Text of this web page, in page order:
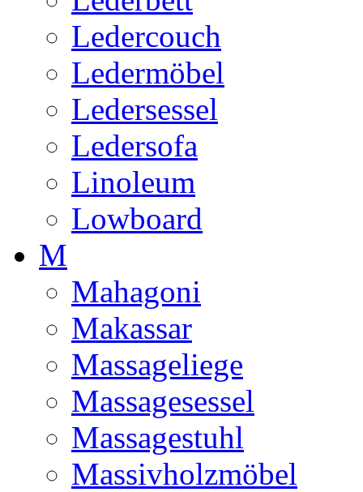
Ledercouch
Ledermöbel
Ledersessel
Ledersofa
Linoleum
Lowboard
M
Mahagoni
Makassar
Massageliege
Massagesessel
Massagestuhl
Massivholzmöbel